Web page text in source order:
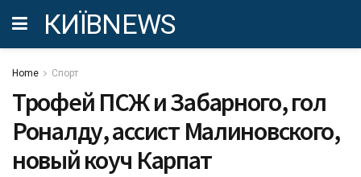
КИЇВNEWS
Home Спорт
Трофей ПСЖ и Забарного, гол
Роналду, ассист Малиновского,
новый коуч Карпат